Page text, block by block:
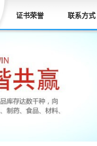
证书荣誉 联系方式